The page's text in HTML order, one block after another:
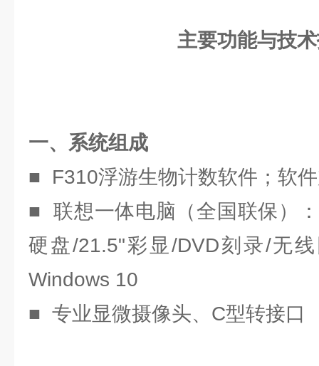
主要功能与技
一、系统组成
■ F310浮游生物计数软件；软
■ 联想一体电脑（全国联保）
硬盘/21.5"彩显/DVD刻录/无
Windows 10
■ 专业显微摄像头、C型转接口